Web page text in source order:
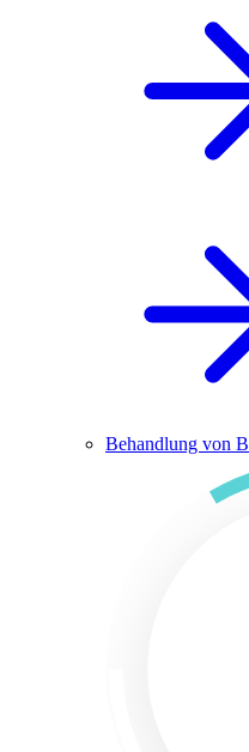
Behandlung von